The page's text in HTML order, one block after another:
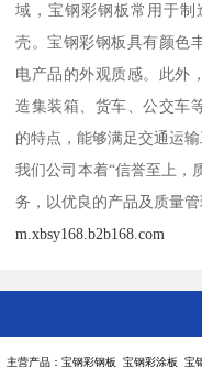
域，宝钢彩钢板常用于
壳。宝钢彩钢板具有颜色
电产品的外观质感。此外
造集装箱、货车、公交车
的特点，能够满足交通运输
我们公司本着“信誉至上，
务，以优良的产品及质量
m.xbsy168.b2b168.com
主营产品：宝钢彩钢板 宝钢彩涂板 宝